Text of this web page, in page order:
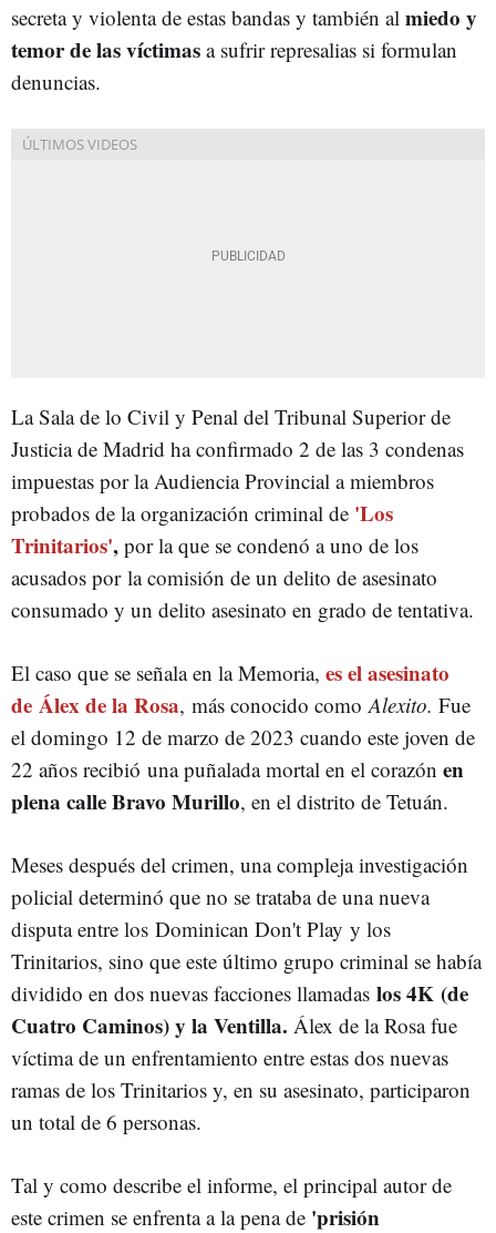
secreta y violenta de estas bandas y también al miedo y
temor de las víctimas a sufrir represalias si formulan
denuncias.
La Sala de lo Civil y Penal del Tribunal Superior de
Justicia de Madrid ha confirmado 2 de las 3 condenas
impuestas por la Audiencia Provincial a miembros
probados de la organización criminal de 'Los
Trinitarios', por la que se condenó a uno de los
acusados por la comisión de un delito de asesinato
consumado y un delito asesinato en grado de tentativa.
El caso que se señala en la Memoria, es el asesinato
de Álex de la Rosa, más conocido comoAlexito. Fue
el domingo 12 de marzo de 2023 cuando este joven de
22 años recibió una puñalada mortal en el corazón en
plena calle Bravo Murillo, en el distrito de Tetuán.
Meses después del crimen, una compleja investigación
policial determinó que no se trataba de una nueva
disputa entre los Dominican Don't Play y los
Trinitarios, sino que este último grupo criminal se había
dividido en dos nuevas facciones llamadas los 4K (de
Cuatro Caminos) y la Ventilla. Álex de la Rosa fue
víctima de un enfrentamiento entre estas dos nuevas
ramas de los Trinitarios y, en su asesinato, participaron
un total de 6 personas.
Tal y como describe el informe, el principal autor de
este crimen se enfrenta a la pena de 'prisión